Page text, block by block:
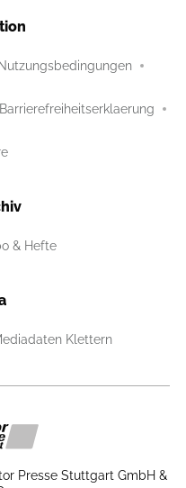
Barrierefreiheitserklaerung
& Hefte
Klettern
Presse Stuttgart GmbH &